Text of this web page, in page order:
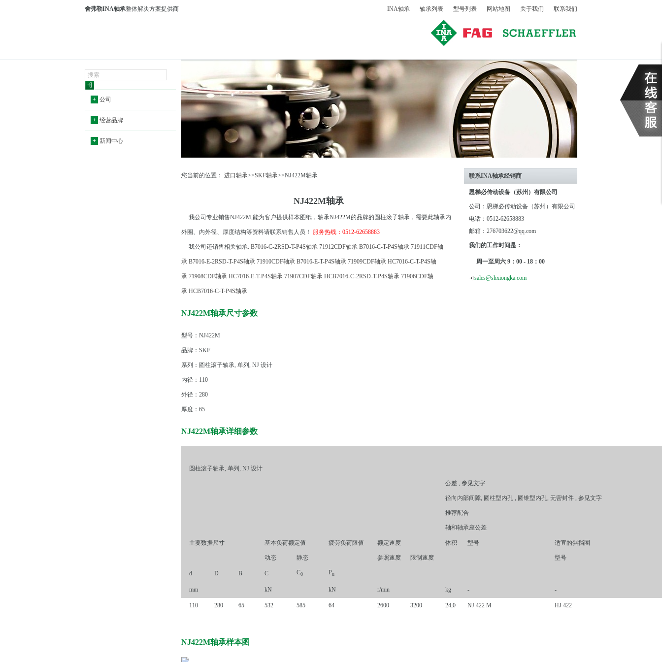
舍弗勒INA轴承整体解决方案提供商 INA轴承 轴承列表 型号列表 网站地图 关于我们 联系我们
+ 公司
+ 经营品牌
+ 新闻中心
您当前的位置： 进口轴承>>SKF轴承>>NJ422M轴承
NJ422M轴承
我公司专业销售NJ422M,能为客户提供样本图纸，轴承NJ422M的品牌的圆柱滚子轴承，需要此轴承内
外圈、内外径、厚度结构等资料请联系销售人员！ 服务热线：0512-62658883
我公司还销售相关轴承: B7016-C-2RSD-T-P4S轴承 71912CDF轴承 B7016-C-T-P4S轴承 71911CDF轴
承 B7016-E-2RSD-T-P4S轴承 71910CDF轴承 B7016-E-T-P4S轴承 71909CDF轴承 HC7016-C-T-P4S轴
承 71908CDF轴承 HC7016-E-T-P4S轴承 71907CDF轴承 HCB7016-C-2RSD-T-P4S轴承 71906CDF轴
承 HCB7016-C-T-P4S轴承
NJ422M轴承尺寸参数
型号：NJ422M
品牌：SKF
系列：圆柱滚子轴承, 单列, NJ 设计
内径：110
外径：280
厚度：65
NJ422M轴承详细参数
圆柱滚子轴承, 单列, NJ 设计
公差 , 参见文字
径向内部间隙, 圆柱型内孔 , 圆锥型内孔, 无密封件 , 参见文字
推荐配合
轴和轴承座公差
主要数据尺寸 基本负荷额定值 疲劳负荷限值 额定速度 体积 型号 适宜的斜挡圈
动态 静态 参照速度 限制速度 型号
d D B C C0 Pu
mm kN kN r/min kg - -
110 280 65 532 585 64 2600 3200 24,0 NJ 422 M HJ 422
NJ422M轴承样本图
联系INA轴承经销商
恩梯必传动设备（苏州）有限公司
公司：恩梯必传动设备（苏州）有限公司
电话：0512-62658883
邮箱：276703622@qq.com
我们的工作时间是：
周一至周六 9：00 - 18：00
sales@shxiongka.com